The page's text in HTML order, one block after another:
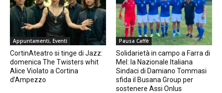
Appuntamenti, Eventi
CortinAteatro si tinge di Jazz:
domenica The Twisters whit
Alice Violato a Cortina
d’Ampezzo
Pausa Caffè
Solidarietà in campo a Farra di
Mel: la Nazionale Italiana
Sindaci di Damiano Tommasi
sfida il Busana Group per
sostenere Assi Onlus